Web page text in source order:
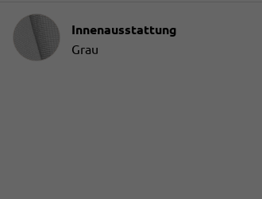
Innenausstattung
Innenausstattung
Grau